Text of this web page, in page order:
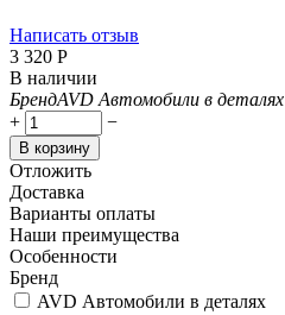
Написать отзыв
3 320 Р
В наличии
БрендAVD Автомобили в деталях
+
−
В корзину
Отложить
Доставка
Варианты оплаты
Наши преимущества
Особенности
Бренд
AVD Автомобили в деталях